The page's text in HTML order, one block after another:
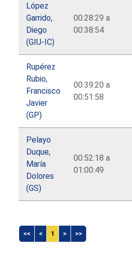
López
Garrido,
Diego
(GIU-IC)
00:28:29 a
00:38:54
Rupérez
Rubio,
Francisco
Javier
(GP)
00:39:20 a
00:51:58
Pelayo
Duque,
María
Dolores
(GS)
00:52:18 a
01:00:49
<< < 1 > >>